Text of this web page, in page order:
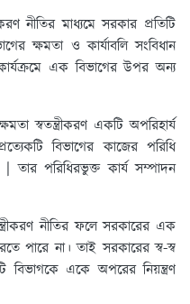
নীতির মাধ্যমে সরকার প্রতিটি
ক্ষমতা ও কার্যাবলি সংবিধান
এক বিভাগের উপর অন্য
স্বতন্ত্রীকরণ একটি অপরিহার্য
বিভাগের কাজের পরিধি
তার পরিধিরভুক্ত কার্য সম্পাদন
নীতির ফলে সরকারের এক
পারে না। তাই সরকারের স্ব-স্ব
বিভাগকে একে অপরের নিয়ন্ত্রণ